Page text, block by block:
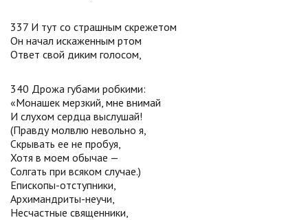
337 И тут со страшным скрежетом
Он начал искаженным ртом
Ответ свой диким голосом,
340 Дрожа губами робкими:
«Монашек мерзкий, мне внимай
И слухом сердца выслушай!
(Правду молвлю невольно я,
Скрывать ее не пробуя,
Хотя в моем обычае —
Солгать при всяком случае.)
Епископы-отступники,
Архимандриты-неучи,
Несчастные священники,